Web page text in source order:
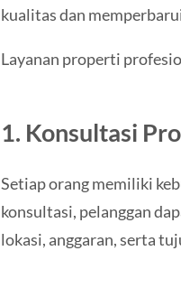
kualitas dan
Layanan properti
1. Konsultasi
Setiap orang memiliki
konsultasi, pelanggan
lokasi, anggaran, serta